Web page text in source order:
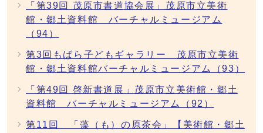
「第39回 茂原市書道協会展」茂原市立美術
館・郷土資料館 バーチャルミュージアム
（94）
第3回もばら子どもギャラリー 茂原市立美術
館・郷土資料館バーチャルミュージアム（93）
「第49回 啓新書道展」茂原市立美術館・郷土
資料館 バーチャルミュージアム（92）
第11回 「藻（も）の原茶会」【美術館・郷土